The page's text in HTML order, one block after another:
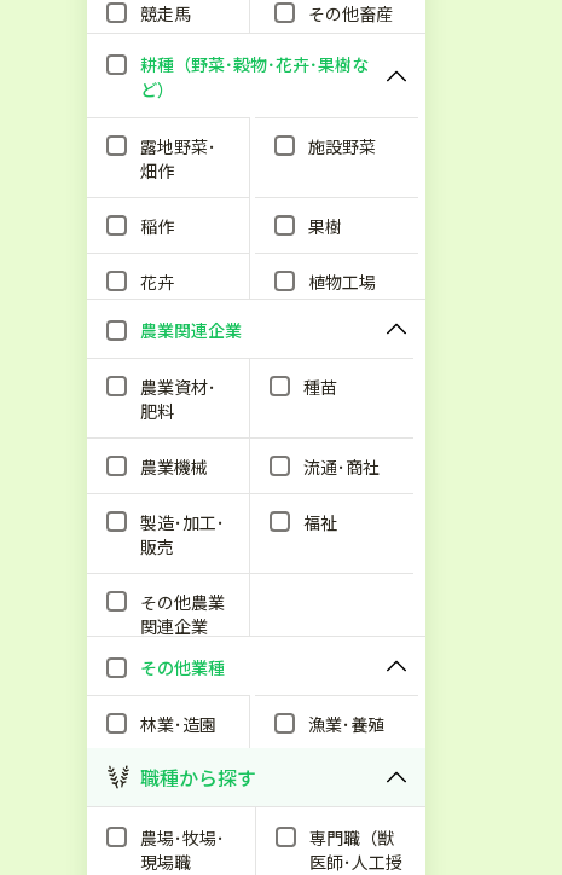
競走馬 その他畜産
耕種（野菜･穀物･花卉･果樹な
ど）
露地野菜･
畑作
施設野菜
稲作 果樹
花卉
植物工場
農業関連企業
農業資材･
肥料
種苗
農業機械 流通･商社
製造･加工･
販売
福祉
その他農業
関連企業
その他業種
林業･造園 漁業･養殖
職種から探す
農場･牧場･
現場職
専門職（獣
医師･人工授